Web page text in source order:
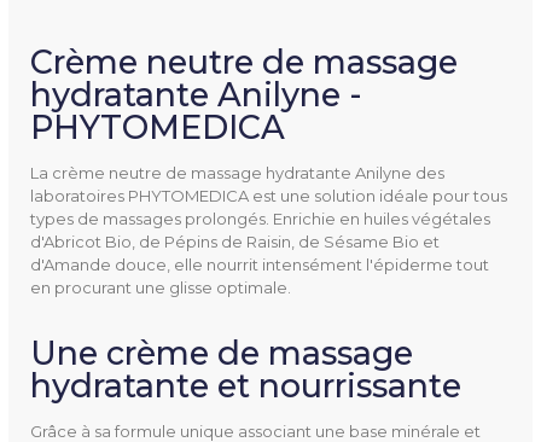
Crème neutre de massage
hydratante Anilyne -
PHYTOMEDICA
La crème neutre de massage hydratante Anilyne des
laboratoires PHYTOMEDICA est une solution idéale pour tous
types de massages prolongés. Enrichie en huiles végétales
d'Abricot Bio, de Pépins de Raisin, de Sésame Bio et
d'Amande douce, elle nourrit intensément l'épiderme tout
en procurant une glisse optimale.
Une crème de massage
hydratante et nourrissante
Grâce à sa formule unique associant une base minérale et
RéférenceCNAL4
Lieu De Fabrication
Contenance
75 ml